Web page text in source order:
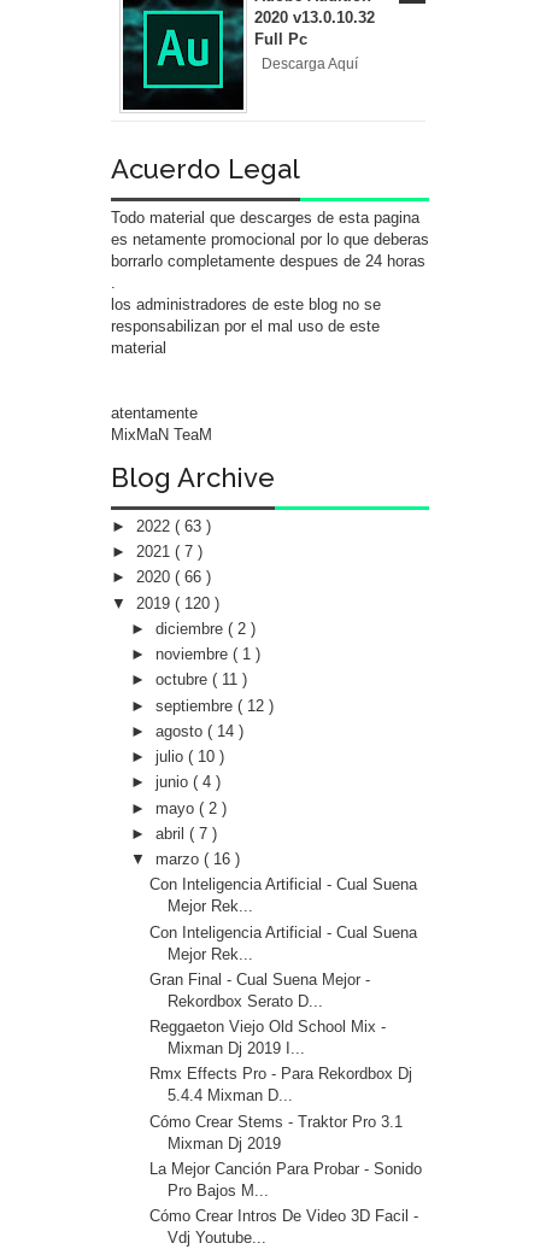
2020 v13.0.10.32
Full Pc
Descarga Aquí
Acuerdo Legal
Todo material que descarges de esta pagina
es netamente promocional por lo que deberas
borrarlo completamente despues de 24 horas
los administradores de este blog no se
responsabilizan por el mal uso de este
material
atentamente
MixMaN TeaM
Blog Archive
► 2022 ( 63 )
► 2021 ( 7 )
► 2020 ( 66 )
▼ 2019 ( 120 )
► diciembre ( 2 )
► noviembre ( 1 )
► octubre ( 11 )
► septiembre ( 12 )
► agosto ( 14 )
► julio ( 10 )
► junio ( 4 )
► mayo ( 2 )
► abril ( 7 )
▼ marzo ( 16 )
Con Inteligencia Artificial - Cual Suena
Mejor Rek...
Con Inteligencia Artificial - Cual Suena
Mejor Rek...
Gran Final - Cual Suena Mejor -
Rekordbox Serato D...
Reggaeton Viejo Old School Mix -
Mixman Dj 2019 I...
Rmx Effects Pro - Para Rekordbox Dj
5.4.4 Mixman D...
Cómo Crear Stems - Traktor Pro 3.1
Mixman Dj 2019
La Mejor Canción Para Probar - Sonido
Pro Bajos M...
Cómo Crear Intros De Video 3D Facil -
Vdj Youtube...